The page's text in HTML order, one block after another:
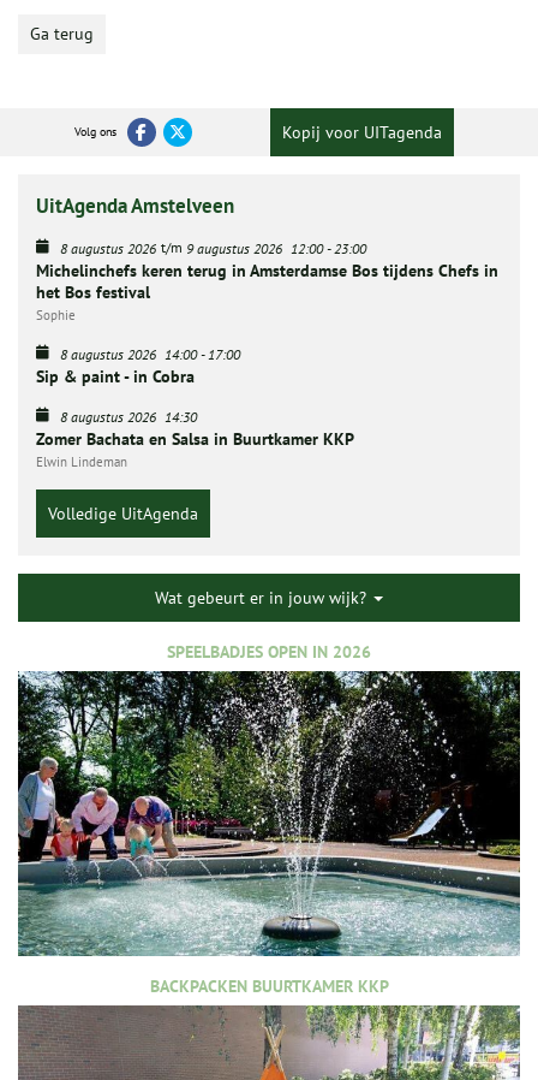
Ga terug
Volg ons Kopij voor UITagenda
UitAgenda Amstelveen
8 augustus 2026 t/m 9 augustus 2026 12:00- 23:00
Michelinchefs keren terug in Amsterdamse Bos tijdens Chefs in
het Bos festival
Sophie
8 augustus 2026 14:00- 17:00
Sip & paint - in Cobra
8 augustus 2026 14:30
Zomer Bachata en Salsa in Buurtkamer KKP
Elwin Lindeman
Volledige UitAgenda
Wat gebeurt er in jouw wijk?
SPEELBADJES OPEN IN 2026
BACKPACKEN BUURTKAMER KKP